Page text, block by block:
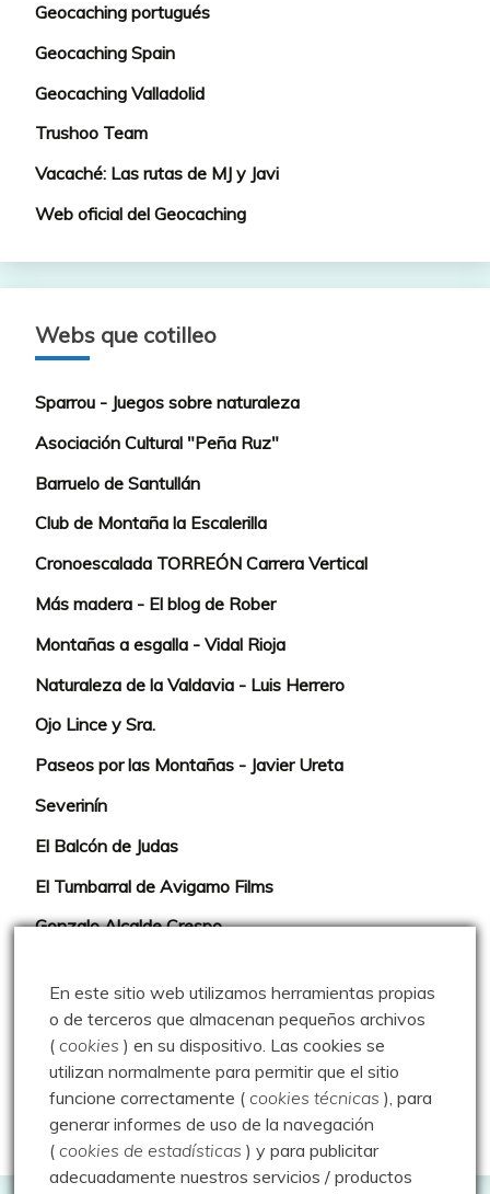
Geocaching portugués
Geocaching Spain
Geocaching Valladolid
Trushoo Team
Vacaché: Las rutas de MJ y Javi
Web oficial del Geocaching
Webs que cotilleo
Sparrou - Juegos sobre naturaleza
Asociación Cultural "Peña Ruz"
Barruelo de Santullán
Club de Montaña la Escalerilla
Cronoescalada TORREÓN Carrera Vertical
Más madera - El blog de Rober
Montañas a esgalla - Vidal Rioja
Naturaleza de la Valdavia - Luis Herrero
Ojo Lince y Sra.
Paseos por las Montañas - Javier Ureta
Severinín
El Balcón de Judas
El Tumbarral de Avigamo Films
Gonzalo Alcalde Crespo
Rutas y excursiones con niños
Valdeolea. Río Camesa, la vía azul
Aprendiz de sueños
En este sitio web utilizamos herramientas propias
o de terceros que almacenan pequeños archivos
(cookies ) en su dispositivo. Las cookies se
utilizan normalmente para permitir que el sitio
funcione correctamente (cookies técnicas ), para
generar informes de uso de la navegación
(cookies de estadísticas ) y para publicitar
adecuadamente nuestros servicios / productos